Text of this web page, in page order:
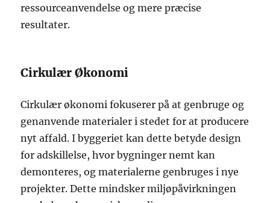
ressourceanvendelse og mere præcise
resultater.
Cirkulær Økonomi
Cirkulær økonomi fokuserer på at genbruge og
genanvende materialer i stedet for at producere
nyt affald. I byggeriet kan dette betyde design
for adskillelse, hvor bygninger nemt kan
demonteres, og materialerne genbruges i nye
projekter. Dette mindsker miljøpåvirkningen